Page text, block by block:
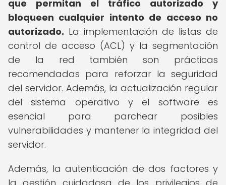
que permitan el tráfico autorizado y
bloqueen cualquier intento de acceso no
autorizado. La implementación de listas de
control de acceso (ACL) y la segmentación
de la red también son prácticas
recomendadas para reforzar la seguridad
del servidor. Además, la actualización regular
del sistema operativo y el software es
esencial para parchear posibles
vulnerabilidades y mantener la integridad del
servidor.
Además, la autenticación de dos factores y